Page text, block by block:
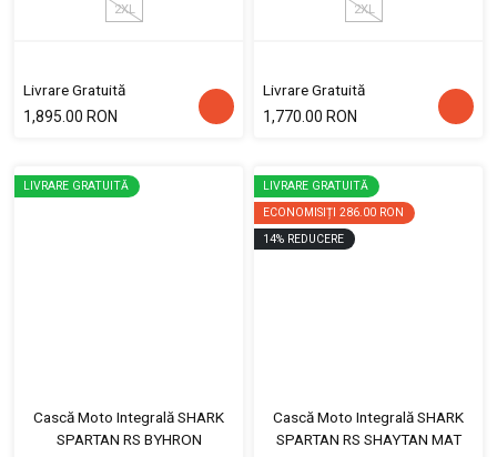
2XL
Livrare Gratuită
1,895.00 RON
2XL
Livrare Gratuită
1,770.00 RON
LIVRARE GRATUITĂ
Cască Moto Integrală SHARK
SPARTAN RS BYHRON
LIVRARE GRATUITĂ
ECONOMISIȚI 286.00 RON
14% REDUCERE
Cască Moto Integrală SHARK
SPARTAN RS SHAYTAN MAT